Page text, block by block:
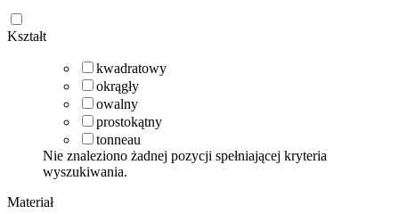
Kształt
kwadratowy
okrągły
owalny
prostokątny
tonneau
Nie znaleziono żadnej pozycji spełniającej kryteria
wyszukiwania.
Materiał